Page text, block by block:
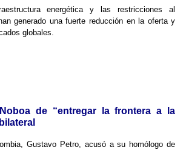
energética y las restricciones al
generado una fuerte reducción en la oferta y
globales.
de “entregar la frontera a la
Gustavo Petro, acusó a su homólogo de